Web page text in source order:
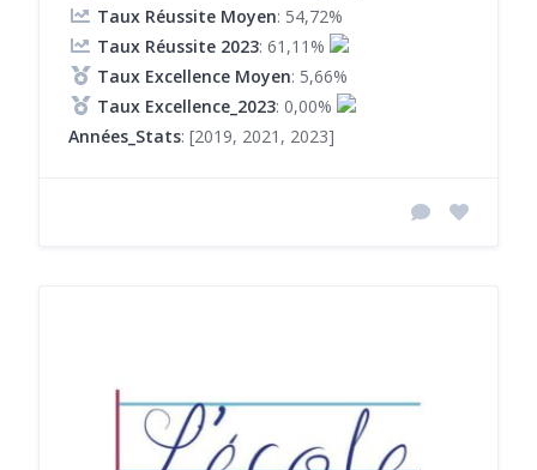
Taux Réussite Moyen: 54,72%
Taux Réussite 2023: 61,11%
Taux Excellence Moyen: 5,66%
Taux Excellence_2023: 0,00%
Années_Stats: [2019, 2021, 2023]